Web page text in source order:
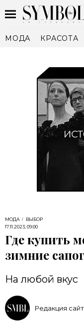
МОДА КРАСОТА
МОДА
ВЫБОР
17.11.2023, 09:00
Где купить
зимние
На любой вкус
Редакция